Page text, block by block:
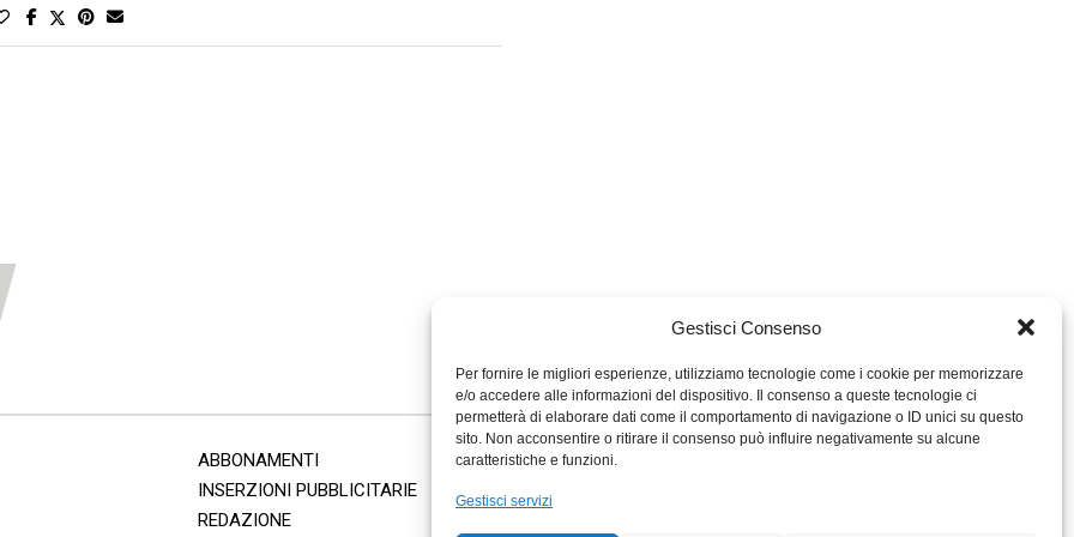
Gestisci Consenso
Per fornire le migliori esperienze, utilizziamo tecnologie come i cookie per memorizzare
e/o accedere alle informazioni del dispositivo. Il consenso a queste tecnologie ci
permetterà di elaborare dati come il comportamento di navigazione o ID unici su questo
sito. Non acconsentire o ritirare il consenso può influire negativamente su alcune
caratteristiche e funzioni.
Gestisci servizi
ABBONAMENTI
INSERZIONI PUBBLICITARIE
REDAZIONE
MIGROS TICINO